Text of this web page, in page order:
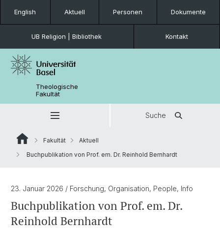
English Aktuell Personen Dokumente
UB Religion | Bibliothek Kontakt
Theologische
Fakultät
Suche
Fakultät
Aktuell
Buchpublikation von Prof. em. Dr. Reinhold Bernhardt
23. Januar 2026 / Forschung, Organisation, People, Info
Buchpublikation von Prof. em. Dr.
Reinhold Bernhardt